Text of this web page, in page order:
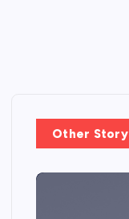
Other Story